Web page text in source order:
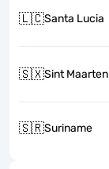
🇱🇨Santa Lucia
🇸🇽Sint Maarten
🇸🇷Suriname